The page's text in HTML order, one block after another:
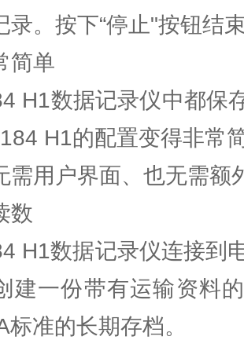
录。按下“停止"按钮结
简单
H1数据记录仪中都保
H1的配置变得非常
需用户界面、也无需额
数
H1数据记录仪连接到
建一份带有运输资料
准的长期存档。